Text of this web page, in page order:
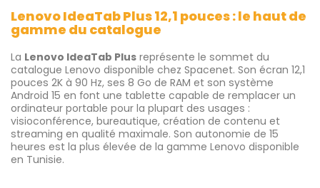
Lenovo IdeaTab Plus 12,1 pouces : le haut de
gamme du catalogue
La Lenovo IdeaTab Plus représente le sommet du
catalogue Lenovo disponible chez Spacenet. Son écran 12,1
pouces 2K à 90 Hz, ses 8 Go de RAM et son système
Android 15 en font une tablette capable de remplacer un
ordinateur portable pour la plupart des usages :
visioconférence, bureautique, création de contenu et
streaming en qualité maximale. Son autonomie de 15
heures est la plus élevée de la gamme Lenovo disponible
en Tunisie.